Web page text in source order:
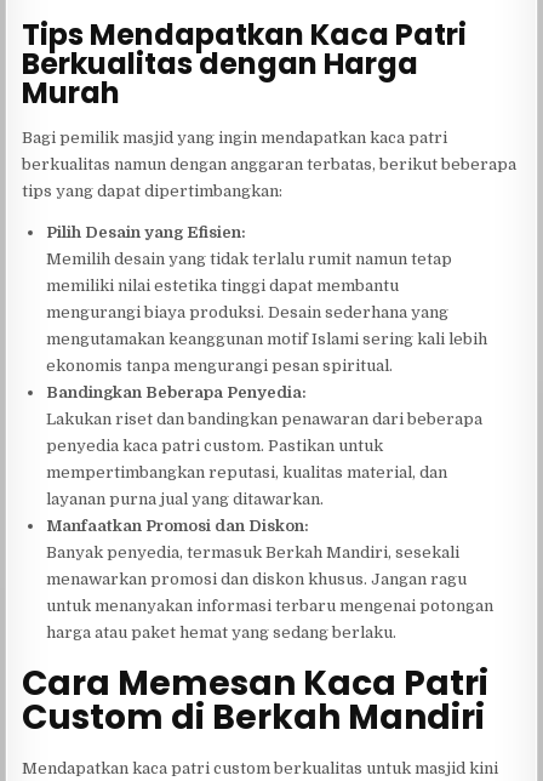
Tips Mendapatkan Kaca Patri
Berkualitas dengan Harga
Murah
Bagi pemilik masjid yang ingin mendapatkan kaca patri
berkualitas namun dengan anggaran terbatas, berikut beberapa
tips yang dapat dipertimbangkan:
Pilih Desain yang Efisien:
Memilih desain yang tidak terlalu rumit namun tetap
memiliki nilai estetika tinggi dapat membantu
mengurangi biaya produksi. Desain sederhana yang
mengutamakan keanggunan motif Islami sering kali lebih
ekonomis tanpa mengurangi pesan spiritual.
Bandingkan Beberapa Penyedia:
Lakukan riset dan bandingkan penawaran dari beberapa
penyedia kaca patri custom. Pastikan untuk
mempertimbangkan reputasi, kualitas material, dan
layanan purna jual yang ditawarkan.
Manfaatkan Promosi dan Diskon:
Banyak penyedia, termasuk Berkah Mandiri, sesekali
menawarkan promosi dan diskon khusus. Jangan ragu
untuk menanyakan informasi terbaru mengenai potongan
harga atau paket hemat yang sedang berlaku.
Cara Memesan Kaca Patri
Custom di Berkah Mandiri
Mendapatkan kaca patri custom berkualitas untuk masjid kini